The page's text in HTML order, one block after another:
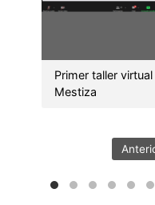
Primer taller
Mestiza